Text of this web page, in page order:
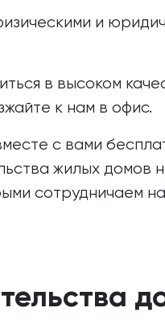
и
в высоком
к нам в офис.
с вами
жилых домов
сотрудничаем